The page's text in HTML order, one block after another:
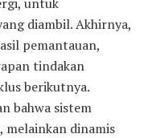
diambil. Akhirnya,
pemantauan,
tindakan
berikutnya.
bahwa sistem
melainkan dinamis